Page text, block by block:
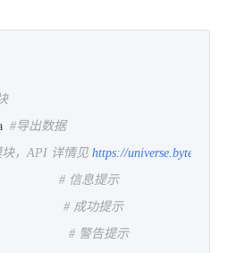
#导出数据
，API 详情见 https://
# 信息提示
# 成功提示
# 警告提示